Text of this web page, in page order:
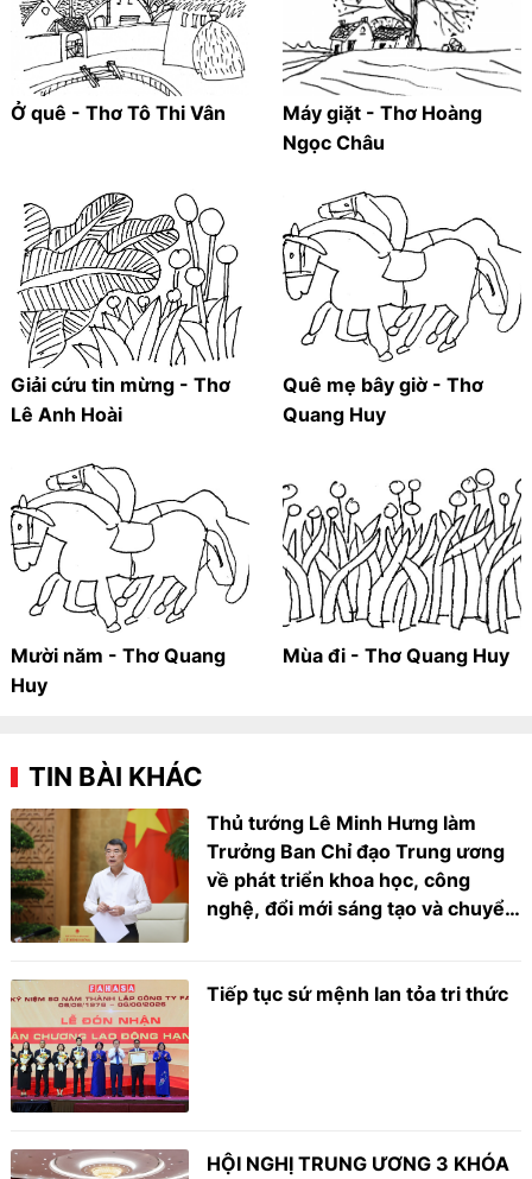
Ở quê - Thơ Tô Thi Vân
Máy giặt - Thơ Hoàng
Ngọc Châu
Giải cứu tin mừng - Thơ
Lê Anh Hoài
Quê mẹ bây giờ - Thơ
Quang Huy
Mười năm - Thơ Quang
Huy
Mùa đi - Thơ Quang Huy
TIN BÀI KHÁC
Thủ tướng Lê Minh Hưng làm
Trưởng Ban Chỉ đạo Trung ương
về phát triển khoa học, công
nghệ, đổi mới sáng tạo và chuyển
Tiếp tục sứ mệnh lan tỏa tri thức
HỘI NGHỊ TRUNG ƯƠNG 3 KHÓA